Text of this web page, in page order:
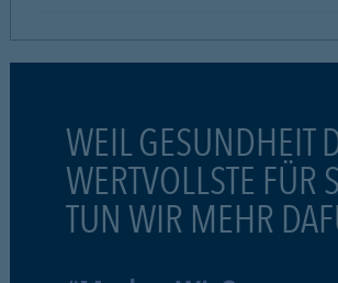
WEIL GESUNDHEIT
WERTVOLLSTE FÜR
TUN WIR MEHR